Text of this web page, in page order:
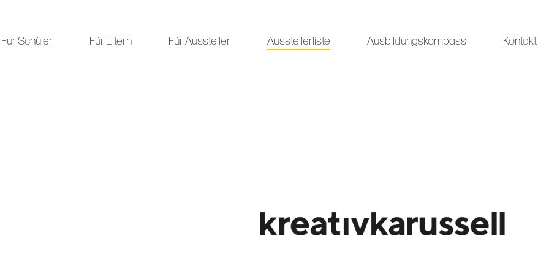
Für Schüler Für Eltern Für Aussteller Ausstellerliste Ausbildungskompass Kontakt